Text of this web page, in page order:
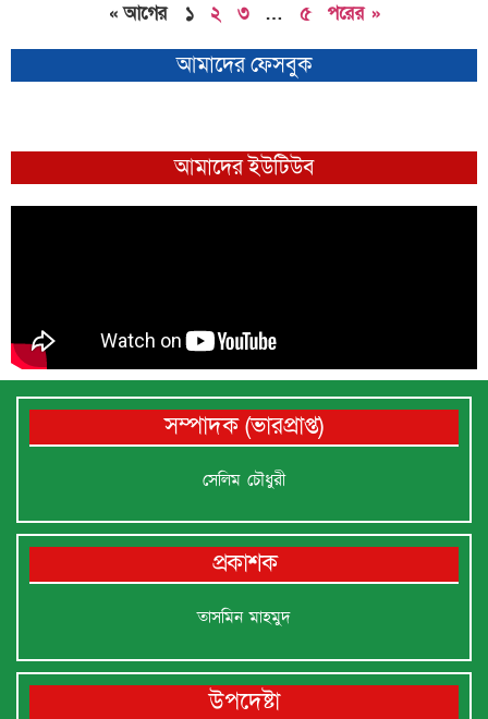
« আগের ১ ২ ৩ … ৫ পরের »
আমাদের ফেসবুক
আমাদের ইউটিউব
সম্পাদক (ভারপ্রাপ্ত)
সেলিম চৌধুরী
প্রকাশক
তাসমিন মাহমুদ
উপদেষ্টা